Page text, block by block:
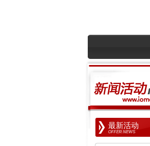
最新活动
OFFER NEWS